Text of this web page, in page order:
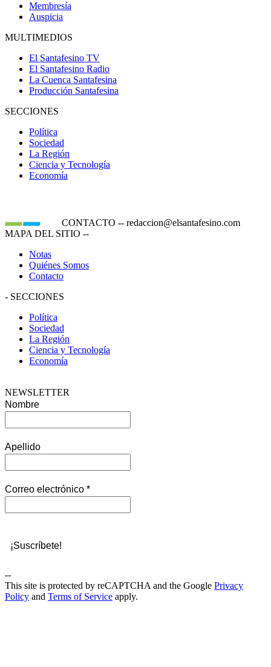
Membresía
Auspicia
MULTIMEDIOS
El Santafesino TV
El Santafesino Radio
La Cuenca Santafesina
Producción Santafesina
SECCIONES
Política
Sociedad
La Región
Ciencia y Tecnología
Economía
CONTACTO -- redaccion@elsantafesino.com
MAPA DEL SITIO --
Notas
Quiénes Somos
Contacto
- SECCIONES
Política
Sociedad
La Región
Ciencia y Tecnología
Economía
NEWSLETTER
Nombre
Apellido
Correo electrónico *
--
This site is protected by reCAPTCHA and the Google Privacy
Policy and Terms of Service apply.